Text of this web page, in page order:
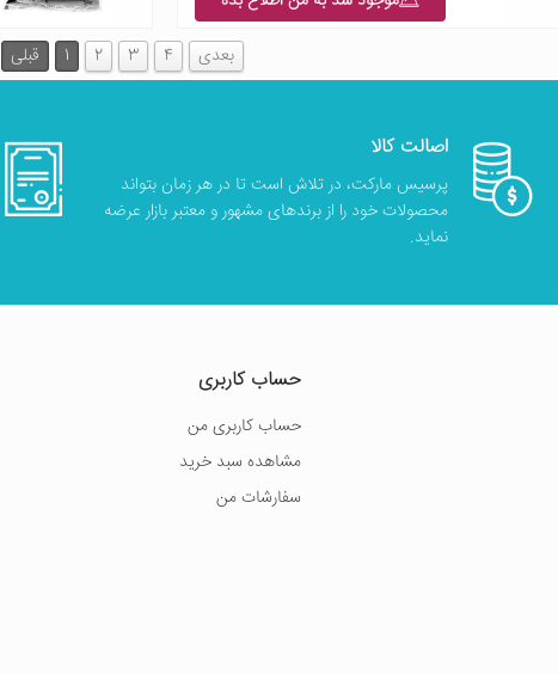
قبلی 1 2 3 4 بعدی
اصالت کالا
پرسیس مارکت، در تلاش است تا در هر زمان بتواند
محصولات خود را از برندهای مشهور و معتبر بازار عرضه
نماید.
حساب کاربری
حساب کاربری من
مشاهده سبد خرید
سفارشات من